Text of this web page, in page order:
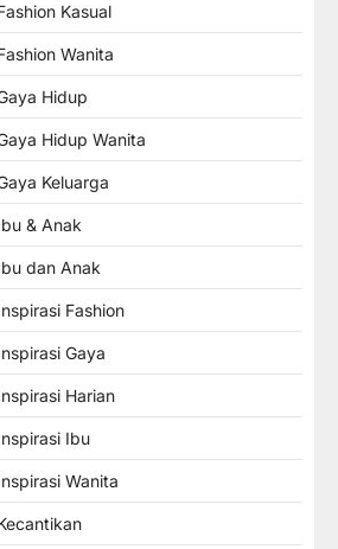
Kasual
Wanita
Hidup
Hidup Wanita
Keluarga
& Anak
dan Anak
Fashion
Gaya
Harian
Ibu
Wanita